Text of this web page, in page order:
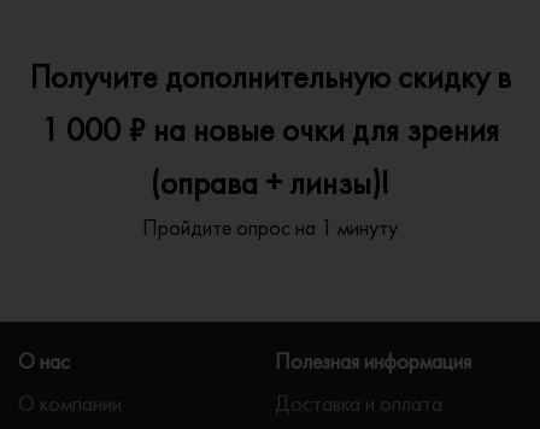
Получите дополнительную скидку в
1 000 ₽ на новые очки для зрения
(оправа + линзы)!
Пройдите опрос на 1 минуту
О нас
О компании
Полезная информация
Доставка и оплата